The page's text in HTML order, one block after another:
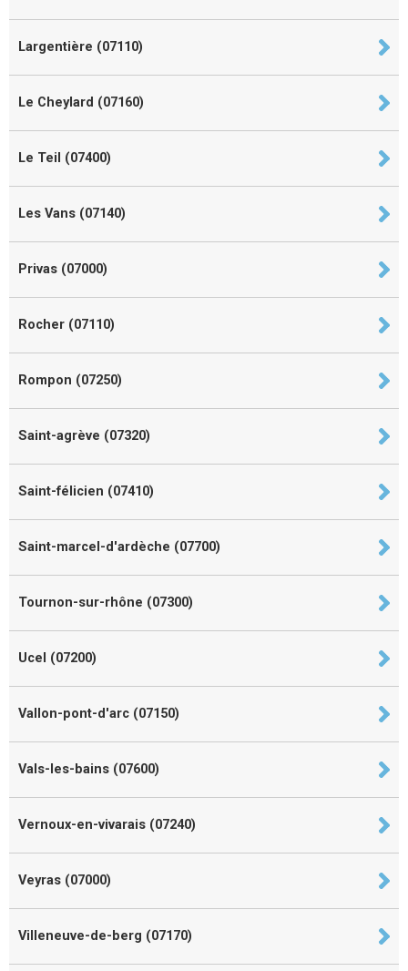
Largentière (07110)
Le Cheylard (07160)
Le Teil (07400)
Les Vans (07140)
Privas (07000)
Rocher (07110)
Rompon (07250)
Saint-agrève (07320)
Saint-félicien (07410)
Saint-marcel-d'ardèche (07700)
Tournon-sur-rhône (07300)
Ucel (07200)
Vallon-pont-d'arc (07150)
Vals-les-bains (07600)
Vernoux-en-vivarais (07240)
Veyras (07000)
Villeneuve-de-berg (07170)